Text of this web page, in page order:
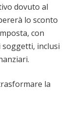
dovuto al
lo sconto
con
inclusi
la